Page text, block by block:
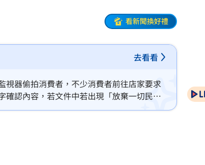
看新聞換好禮
去看看
器偷拍消費者，不少消費者前往店家要求
認內容，若文件中若出現「放棄一切民刑